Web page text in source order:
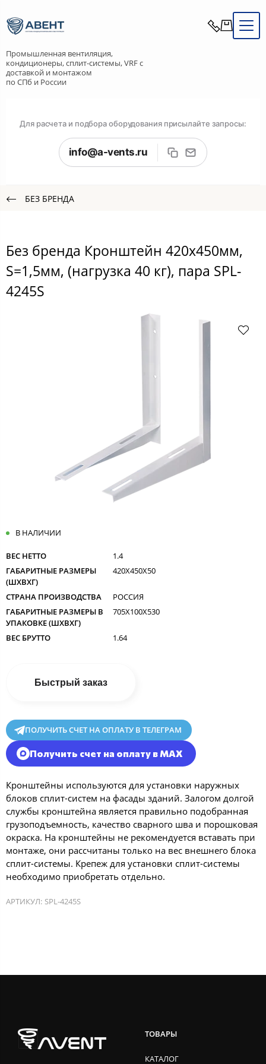
Промышленная вентиляция,
кондиционеры, сплит-системы, VRF с
доставкой и монтажом
по СПб и России
Для расчета и подбора оборудования присылайте запросы:
info@a-vents.ru
БЕЗ БРЕНДА
Без бренда Кронштейн 420x450мм,
S=1,5мм, (нагрузка 40 кг), пара SPL-
4245S
В НАЛИЧИИ
ВЕС НЕТТО
1.4
ГАБАРИТНЫЕ РАЗМЕРЫ
(ШXВXГ)
420X450X50
СТРАНА ПРОИЗВОДСТВА
РОССИЯ
ГАБАРИТНЫЕ РАЗМЕРЫ В
УПАКОВКЕ (ШXВXГ)
705X100X530
ВЕС БРУТТО 1.64
Быстрый заказ
ПОЛУЧИТЬ СЧЕТ НА ОПЛАТУ В ТЕЛЕГРАМ
Получить счет на оплату в MAX
Кронштейны используются для установки наружных
блоков сплит-систем на фасады зданий. Залогом долгой
службы кронштейна является правильно подобранная
грузоподъемность, качество сварного шва и порошковая
окраска. На кронштейны не рекомендуется вставать при
монтаже, они рассчитаны только на вес внешнего блока
сплит-системы. Крепеж для установки сплит-системы
необходимо приобретать отдельно.
АРТИКУЛ: SPL-4245S
ТОВАРЫ
КАТАЛОГ